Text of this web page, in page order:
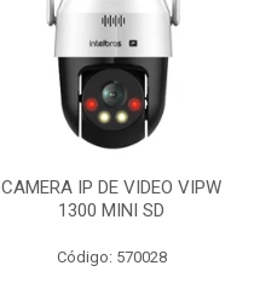
CAMERA IP DE VIDEO VIPW
1300 MINI SD
Código: 570028